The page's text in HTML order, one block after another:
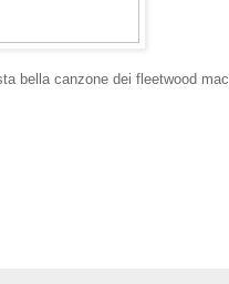
bella canzone dei fleetwood mac